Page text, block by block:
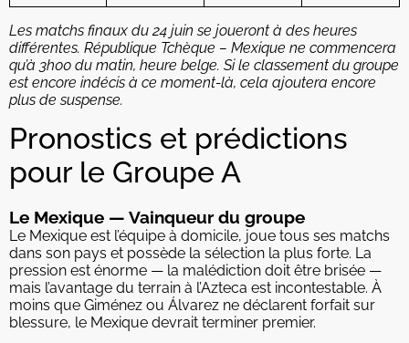
Les matchs finaux du 24 juin se joueront à des heures
différentes. République Tchèque – Mexique ne commencera
qu’à 3h00 du matin, heure belge. Si le classement du groupe
est encore indécis à ce moment-là, cela ajoutera encore
plus de suspense.
Pronostics et prédictions
pour le Groupe A
Le Mexique — Vainqueur du groupe
Le Mexique est l’équipe à domicile, joue tous ses matchs
dans son pays et possède la sélection la plus forte. La
pression est énorme — la malédiction doit être brisée —
mais l’avantage du terrain à l’Azteca est incontestable. À
moins que Giménez ou Álvarez ne déclarent forfait sur
blessure, le Mexique devrait terminer premier.